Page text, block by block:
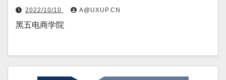
2022/10/10 A@UXUP.CN
黑五电商学院